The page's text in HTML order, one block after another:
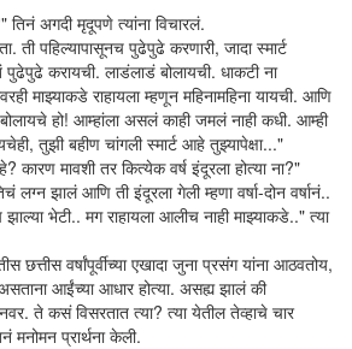
अगदी मृदूपणे त्यांना विचारलं.
ती पहिल्यापासूनच पुढेपुढे करणारी, जादा स्मार्ट
पुढेपुढे करायची. लाडंलाडं बोलायची. धाकटी ना
माझ्याकडे राहायला म्हणून महिनामहिना यायची. आणि
हो! आम्हांला असलं काही जमलं नाही कधी. आम्ही
तुझी बहीण चांगली स्मार्ट आहे तुझ्यापेक्षा..."
कारण मावशी तर कित्येक वर्ष इंदूरला होत्या ना?"
लग्न झालं आणि ती इंदूरला गेली म्हणा वर्षा-दोन वर्षानं..
भेटी.. मग राहायला आलीच नाही माझ्याकडे.." त्या
छत्तीस वर्षांपूर्वीच्या एखादा जुना प्रसंग यांना आठवतोय,
आईंच्या आधार होत्या. असह्य झालं की
ते कसं विसरतात त्या? त्या येतील तेव्हाचे चार
मनोमन प्रार्थना केली.